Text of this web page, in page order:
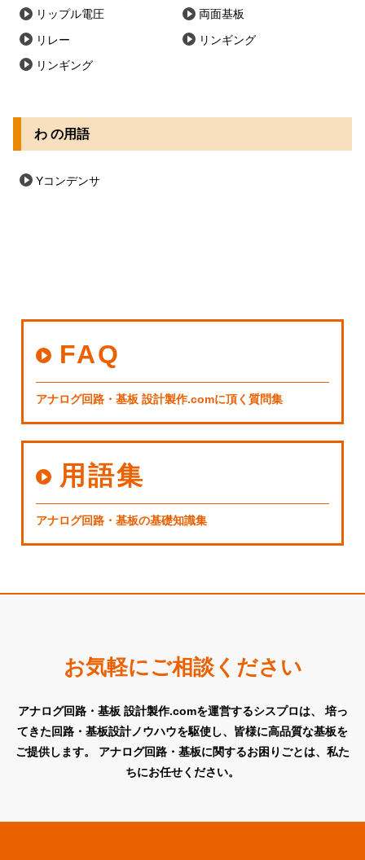
リップル電圧 両面基板
リレー リンギング
リンギング
わ の用語
Yコンデンサ
FAQ
アナログ回路・基板 設計製作.comに頂く質問集
用語集
アナログ回路・基板の基礎知識集
お気軽にご相談ください
アナログ回路・基板 設計製作.comを運営するシスプロは、
培っ
てきた回路・基板設計ノウハウを駆使し、皆様に高品質な基板を
ご提供します。
アナログ回路・基板に関するお困りごとは、私た
ちにお任せください。